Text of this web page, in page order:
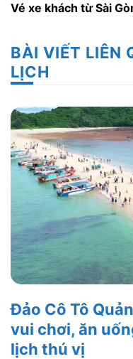
Vé xe khách từ Sài
BÀI VIẾT LIÊN
LỊCH
Đảo Cô Tô
vui chơi, ăn
lịch thú vị